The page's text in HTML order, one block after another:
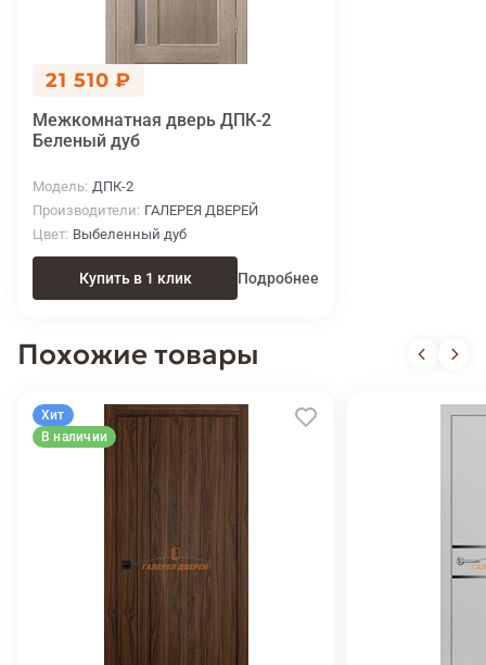
21 510 ₽
Межкомнатная дверь ДПК-2
Беленый дуб
Модель ДПК-2
Производители ГАЛЕРЕЯ ДВЕРЕЙ
Цвет Выбеленный дуб
Купить в 1 клик Подробнее
Похожие товары
Хит
В наличии